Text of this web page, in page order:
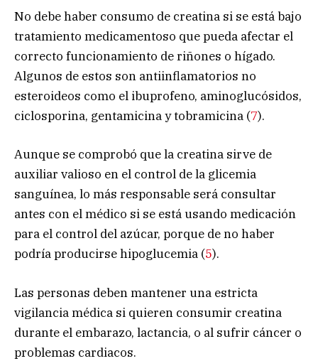
No debe haber consumo de creatina si se está bajo
tratamiento medicamentoso que pueda afectar el
correcto funcionamiento de riñones o hígado.
Algunos de estos son antiinflamatorios no
esteroideos como el ibuprofeno, aminoglucósidos,
ciclosporina, gentamicina y tobramicina (7).
Aunque se comprobó que la creatina sirve de
auxiliar valioso en el control de la glicemia
sanguínea, lo más responsable será consultar
antes con el médico si se está usando medicación
para el control del azúcar, porque de no haber
podría producirse hipoglucemia (5).
Las personas deben mantener una estricta
vigilancia médica si quieren consumir creatina
durante el embarazo, lactancia, o al sufrir cáncer o
problemas cardiacos.